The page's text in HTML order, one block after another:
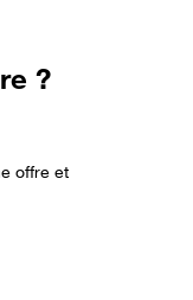
?
offre et